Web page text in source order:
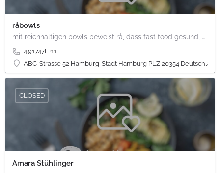
råbowls
mit reichhaltigen bowls beweist rå, dass fast food gesund, nachhaltig und hundertprozentig vegan sein kann.…
4.91747E+11
ABC-Strasse 52 Hamburg-Stadt Hamburg PLZ 20354 Deutschland
Amara Stühlinger
CLOSED